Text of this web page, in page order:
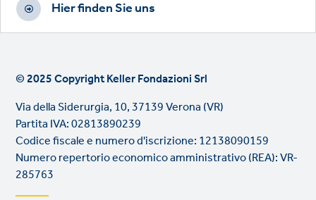
Hier finden Sie uns
© 2025 Copyright Keller Fondazioni Srl
Via della Siderurgia, 10, 37139 Verona (VR)
Partita IVA: 02813890239
Codice fiscale e numero d'iscrizione: 12138090159
Numero repertorio economico amministrativo (REA): VR-
285763